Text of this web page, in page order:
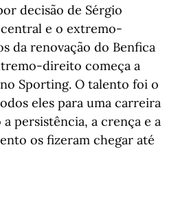
decisão de Sérgio
e o extremo-
da renovação do Benfica
direito começa a
Sporting. O talento foi o
eles para uma carreira
persistência, a crença e a
os fizeram chegar até